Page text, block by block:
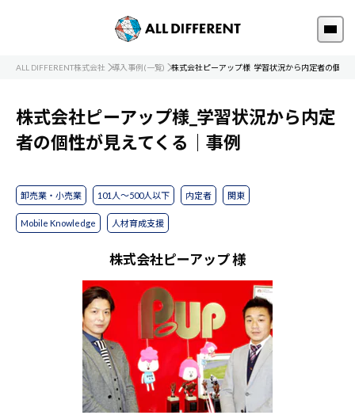
ALL DIFFERENT株式会社 導入事例(一覧) 株式会社ピーアップ様_学習状況から内定者の個性
株式会社ピーアップ様_学習状況から内定
者の個性が見えてくる｜事例
卸売業・小売業 101人～500人以下 内定者 関東
Mobile Knowledge 人材育成支援
株式会社ピーアップ 様